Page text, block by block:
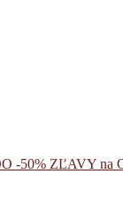
-50% ZĽAVY na